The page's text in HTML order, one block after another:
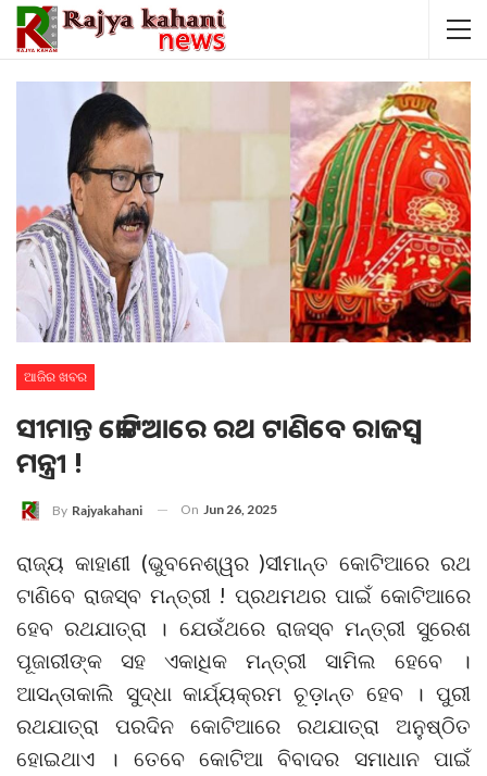
ଆଜିର ଖବର
ସୀମାନ୍ତ କୋଟିଆରେ ରଥ ଟାଣିବେ ରାଜସ୍ବ
ମନ୍ତ୍ରୀ !
By Rajyakahani On Jun 26, 2025
ରାଜ୍ୟ କାହାଣୀ (ଭୁବନେଶ୍ୱର )ସୀମାନ୍ତ କୋଟିଆରେ ରଥ
ଟାଣିବେ ରାଜସ୍ବ ମନ୍ତ୍ରୀ ! ପ୍ରଥମଥର ପାଇଁ କୋଟିଆରେ
ହେବ ରଥଯାତ୍ରା । ଯେଉଁଥରେ ରାଜସ୍ବ ମନ୍ତ୍ରୀ ସୁରେଶ
ପୂଜାରୀଙ୍କ ସହ ଏକାଧିକ ମନ୍ତ୍ରୀ ସାମିଲ ହେବେ ।
ଆସନ୍ତାକାଲି ସୁଦ୍ଧା କାର୍ଯ୍ୟକ୍ରମ ଚୂଡ଼ାନ୍ତ ହେବ । ପୁରୀ
ରଥଯାତ୍ରା ପରଦିନ କୋଟିଆରେ ରଥଯାତ୍ରା ଅନୁଷ୍ଠିତ
ହୋଇଥାଏ । ତେବେ କୋଟିଆ ବିବାଦର ସମାଧାନ ପାଇଁ